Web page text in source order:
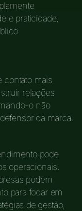
e praticidade,
contato mais
relações
o não
da marca.
pode
operacionais.
podem
para focar em
de gestão,